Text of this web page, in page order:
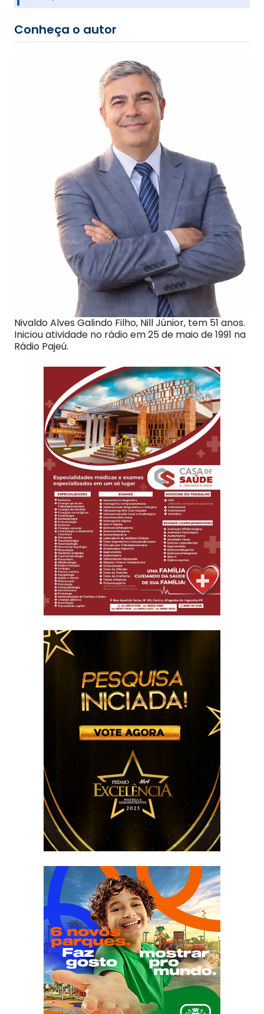
Conheça o autor
Nivaldo Alves Galindo Filho, Nill Júnior, tem 51 anos.
Iniciou atividade no rádio em 25 de maio de 1991 na
Rádio Pajeú.